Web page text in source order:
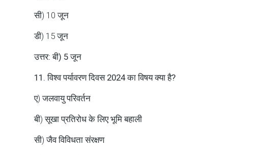
सी) 10 जून
डी) 15 जून
उत्तर: बी) 5 जून
11. विश्व पर्यावरण दिवस 2024 का विषय क्या है?
ए) जलवायु परिवर्तन
बी) सूखा प्रतिरोध के लिए भूमि बहाली
सी) जैव विविधता संरक्षण